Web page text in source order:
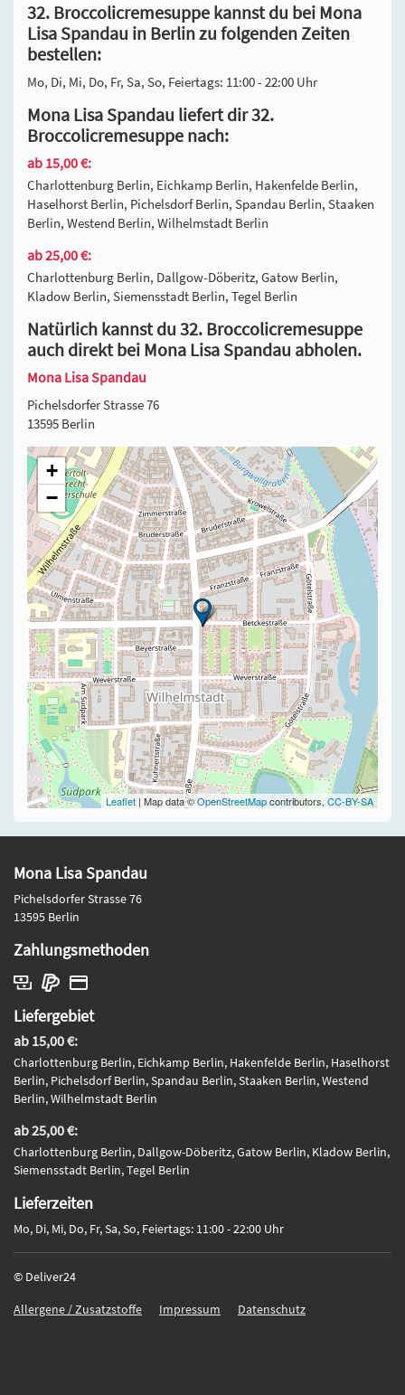
32. Broccolicremesuppe kannst du bei Mona
Lisa Spandau in Berlin zu folgenden Zeiten
bestellen:
Mo, Di, Mi, Do, Fr, Sa, So, Feiertags: 11:00 - 22:00 Uhr
Mona Lisa Spandau liefert dir 32.
Broccolicremesuppe nach:
ab 15,00 €:
Charlottenburg Berlin, Eichkamp Berlin, Hakenfelde Berlin,
Haselhorst Berlin, Pichelsdorf Berlin, Spandau Berlin, Staaken
Berlin, Westend Berlin, Wilhelmstadt Berlin
ab 25,00 €:
Charlottenburg Berlin, Dallgow-Döberitz, Gatow Berlin,
Kladow Berlin, Siemensstadt Berlin, Tegel Berlin
Natürlich kannst du 32. Broccolicremesuppe
auch direkt bei Mona Lisa Spandau abholen.
Mona Lisa Spandau
Pichelsdorfer Strasse 76
13595 Berlin
+
−
Leaflet | Map data ©OpenStreetMapcontributors,CC-BY-SA
Mona Lisa Spandau
Pichelsdorfer Strasse 76
13595 Berlin
Zahlungsmethoden
Liefergebiet
ab 15,00 €:
Charlottenburg Berlin, Eichkamp Berlin, Hakenfelde Berlin, Haselhorst
Berlin, Pichelsdorf Berlin, Spandau Berlin, Staaken Berlin, Westend
Berlin, Wilhelmstadt Berlin
ab 25,00 €:
Charlottenburg Berlin, Dallgow-Döberitz, Gatow Berlin, Kladow Berlin,
Siemensstadt Berlin, Tegel Berlin
Lieferzeiten
Mo, Di, Mi, Do, Fr, Sa, So, Feiertags: 11:00 - 22:00 Uhr
© Deliver24
Allergene / Zusatzstoffe
Impressum Datenschutz